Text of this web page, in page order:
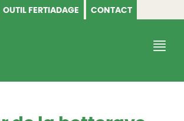
OUTIL FERTIADAGE CONTACT